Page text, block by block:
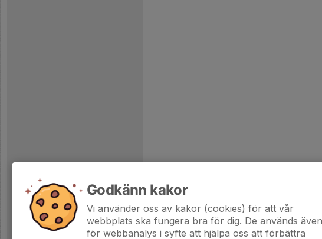
Godkänn kakor
Vi använder oss av kakor (cookies) för att vår
webbplats ska fungera bra för dig. De används även
för webbanalys i syfte att hjälpa oss att förbättra